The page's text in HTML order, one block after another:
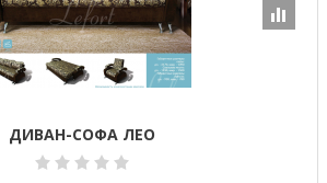
ДИВАН-СОФА ЛЕО